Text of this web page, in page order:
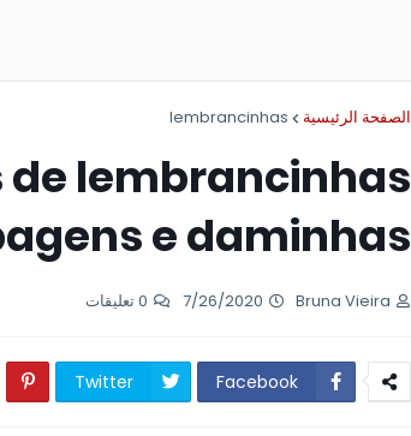
الصفحة الرئيسية lembrancinhas
lembrancinhas
e daminhas
Bruna Vieira
7/26/2020 0 تعليقات
Facebook
Twitter